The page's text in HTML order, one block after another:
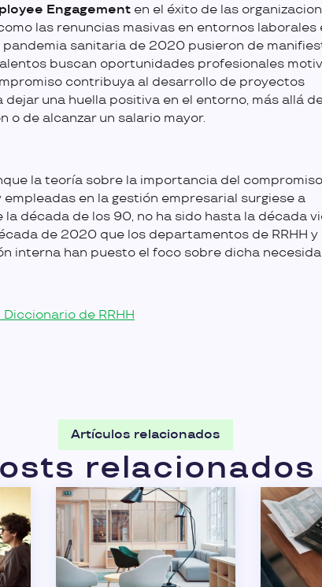
Engagement en el éxito de las
las renuncias masivas en entornos laborales
pandemia sanitaria de 2020 pusieron de
buscan oportunidades profesionales
contribuya al desarrollo de proyectos
dejar una huella positiva en el entorno, más allá
o de alcanzar un salario mayor.
la teoría sobre la importancia del
empleadas en la gestión empresarial surgiese a
la década de los 90, no ha sido hasta la década
de 2020 que los departamentos de RRHH y
interna han puesto el foco sobre dicha
Diccionario de RRHH
Artículos relacionados
relacionados